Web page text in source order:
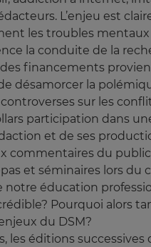
L’enjeu est
les troubles mentaux
la conduite de la
des financements
désamorcer la
sur les
participation dans
et de ses
commentaires du
et séminaires lors
notre éducation
Pourquoi alors
du DSM?
les éditions